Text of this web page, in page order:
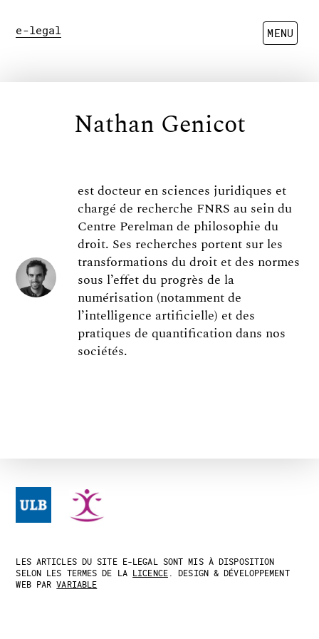
e-legal MENU
Nathan Genicot
est docteur en sciences juridiques et
chargé de recherche FNRS au sein du
Centre Perelman de philosophie du
droit. Ses recherches portent sur les
transformations du droit et des normes
sous l’effet du progrès de la
numérisation (notamment de
l’intelligence artificielle) et des
pratiques de quantification dans nos
sociétés.
LES ARTICLES DU SITE E-LEGAL SONT MIS À DISPOSITION
SELON LES TERMES DE LA LICENCE. DESIGN & DÉVELOPPEMENT
WEB PARVARIABLE